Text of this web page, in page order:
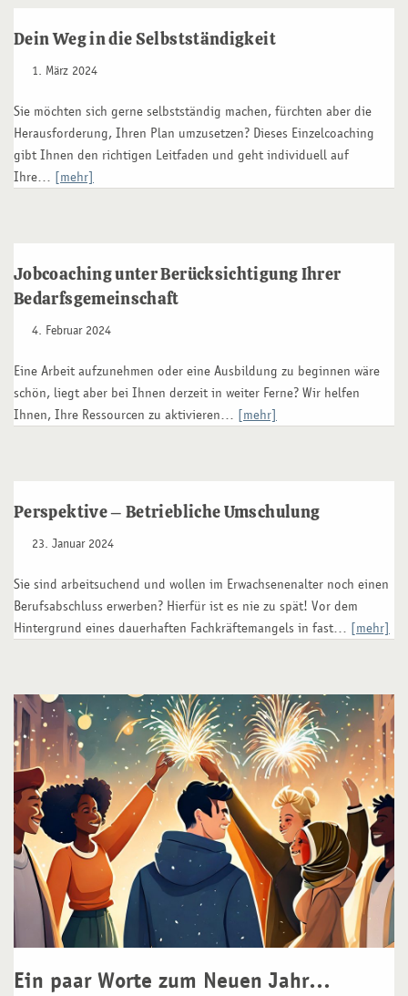
Dein Weg in die Selbstständigkeit
1. März 2024
Sie möchten sich gerne selbstständig machen, fürchten aber die
Herausforderung, Ihren Plan umzusetzen? Dieses Einzelcoaching
gibt Ihnen den richtigen Leitfaden und geht individuell auf
Ihre… [mehr]
Jobcoaching unter Berücksichtigung Ihrer
Bedarfsgemeinschaft
4. Februar 2024
Eine Arbeit aufzunehmen oder eine Ausbildung zu beginnen wäre
schön, liegt aber bei Ihnen derzeit in weiter Ferne? Wir helfen
Ihnen, Ihre Ressourcen zu aktivieren… [mehr]
Perspektive – Betriebliche Umschulung
23. Januar 2024
Sie sind arbeitsuchend und wollen im Erwachsenenalter noch einen
Berufsabschluss erwerben? Hierfür ist es nie zu spät! Vor dem
Hintergrund eines dauerhaften Fachkräftemangels in fast… [mehr]
Ein paar Worte zum Neuen Jahr…